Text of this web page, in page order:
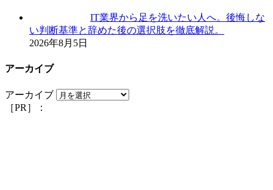
IT業界から足を洗いたい人へ。後悔しな
い判断基準と辞めた後の選択肢を徹底解説。
2026年8月5日
アーカイブ
アーカイブ
［PR］：